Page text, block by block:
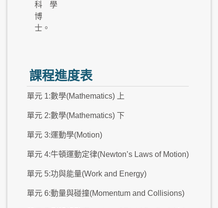
科學
博
士。
課程進度表
單元 1:數學(Mathematics) 上
單元 2:數學(Mathematics) 下
單元 3:運動學(Motion)
單元 4:牛頓運動定律(Newton’s Laws of Motion)
單元 5:功與能量(Work and Energy)
單元 6:動量與碰撞(Momentum and Collisions)